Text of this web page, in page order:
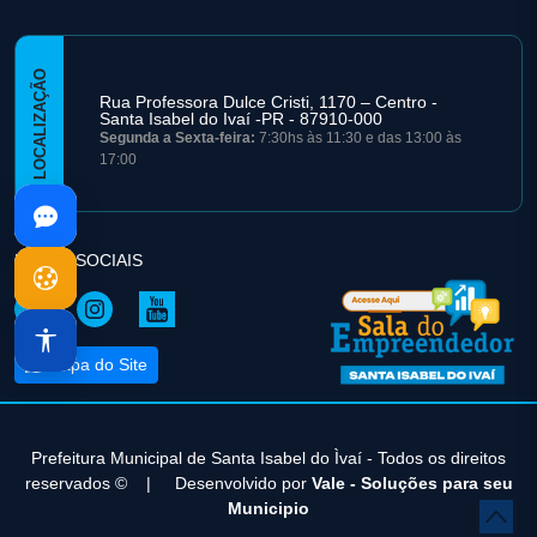
LOCALIZAÇÃO
Rua Professora Dulce Cristi, 1170 – Centro -
Santa Isabel do Ivaí -PR - 87910-000
Segunda a Sexta-feira: 7:30hs às 11:30 e das 13:00 às
17:00
REDES SOCIAIS
Mapa do Site
Prefeitura Municipal de Santa Isabel do Ìvaí - Todos os direitos
reservados ©| Desenvolvido por Vale - Soluções para seu
Municipio